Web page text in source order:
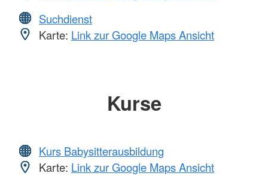
Suchdienst
Karte: Link zur Google Maps Ansicht
Kurse
Kurs Babysitterausbildung
Karte: Link zur Google Maps Ansicht